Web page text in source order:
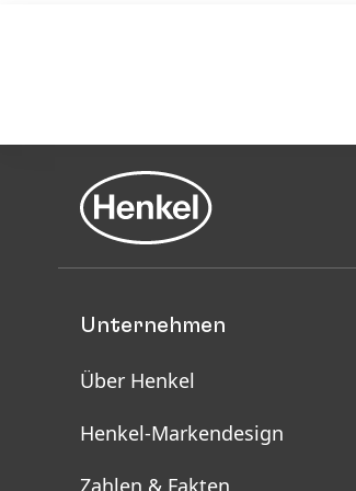
Unternehmen
Über Henkel
Henkel-Markendesign
Zahlen & Fakten